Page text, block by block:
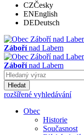
CZČesky
ENEnglish
DEDeutsch
Zábořínad Labem
Zábořínad Labem
Hledat
rozšířené vyhledávání
Obec
Historie
Současnost